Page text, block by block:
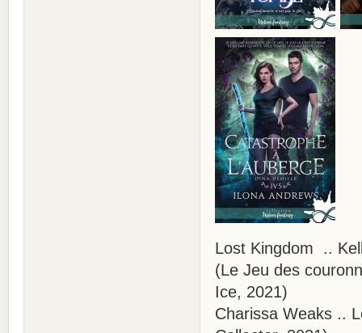
Lost Kingdom ..
(Le Jeu des
Ice, 2021)
Charissa Weaks ..